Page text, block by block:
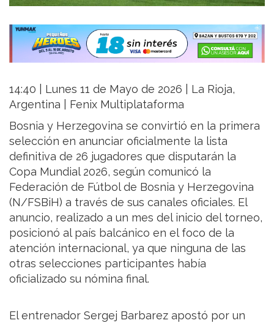
14:40 | Lunes 11 de Mayo de 2026 | La Rioja,
Argentina | Fenix Multiplataforma
Bosnia y Herzegovina se convirtió en la primera
selección en anunciar oficialmente la lista
definitiva de 26 jugadores que disputarán la
Copa Mundial 2026, según comunicó la
Federación de Fútbol de Bosnia y Herzegovina
(N/FSBiH) a través de sus canales oficiales. El
anuncio, realizado a un mes del inicio del torneo,
posicionó al país balcánico en el foco de la
atención internacional, ya que ninguna de las
otras selecciones participantes había
oficializado su nómina final.
El entrenador Sergej Barbarez apostó por un